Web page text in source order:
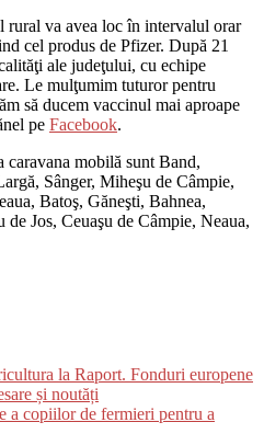
rural va avea loc în intervalul orar
cel produs de Pfizer. După 21
ale judeţului, cu echipe
Le mulţumim tuturor pentru
să ducem vaccinul mai aproape
pe Facebook.
caravana mobilă sunt Band,
Sânger, Miheşu de Câmpie,
Batoş, Găneşti, Bahnea,
Jos, Ceuaşu de Câmpie, Neaua,
la Raport. Fonduri europene
și noutăți
a copiilor de fermieri pentru a